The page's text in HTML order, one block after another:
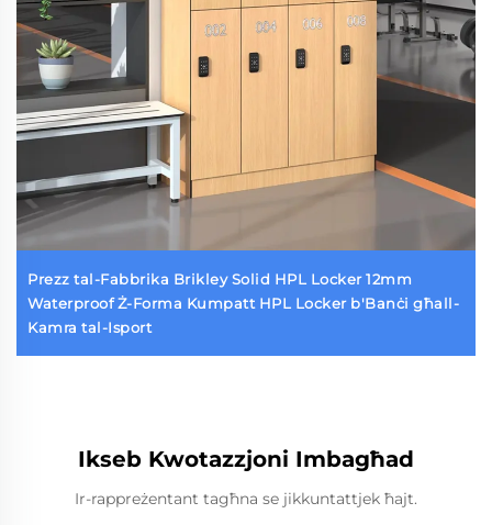
Prezz tal-Fabbrika Brikley Solid HPL Locker 12mm
Waterproof Ż-Forma Kumpatt HPL Locker b'Banċi għall-
Kamra tal-Isport
Ikseb Kwotazzjoni Imbagħad
Ir-rappreżentant tagħna se jikkuntattjek ħajt.